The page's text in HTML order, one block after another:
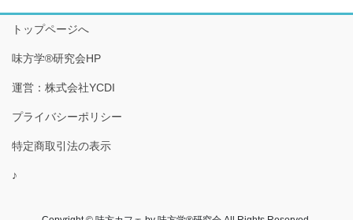
トップページへ
味方学®研究会HP
運営：株式会社YCDI
プライバシーポリシー
特定商取引法の表示
♪